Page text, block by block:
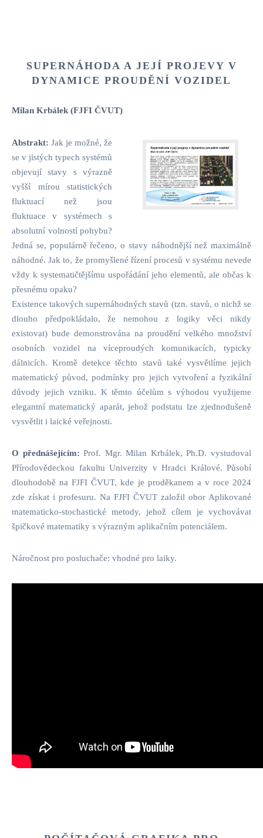
SUPERNÁHODA A JEJÍ PROJEVY V
DYNAMICE PROUDĚNÍ VOZIDEL
Milan Krbálek (FJFI ČVUT)
Abstrakt: Jak je možné, že
se v jistých typech systémů
objevují stavy s výrazně
vyšší mírou statistických
fluktuací než jsou
fluktuace v systémech s
absolutní volností pohybu?
Jedná se, populárně řečeno, o stavy náhodnější než maximálně
náhodné. Jak to, že promyšlené řízení procesů v systému nevede
vždy k systematičtějšímu uspořádání jeho elementů, ale občas k
přesnému opaku?
Existence takových supernáhodných stavů (tzn. stavů, o nichž se
dlouho předpokládalo, že nemohou z logiky věci nikdy
existovat) bude demonstrována na proudění velkého množství
osobních vozidel na víceproudých komunikacích, typicky
dálnicích. Kromě detekce těchto stavů také vysvětlíme jejich
matematický původ, podmínky pro jejich vytvoření a fyzikální
důvody jejich vzniku. K těmto účelům s výhodou využijeme
elegantní matematický aparát, jehož podstatu lze zjednodušeně
vysvětlit i laické veřejnosti.
O přednášejícím: Prof. Mgr. Milan Krbálek, Ph.D. vystudoval
Přírodovědeckou fakultu Univerzity v Hradci Králové. Působí
dlouhodobě na FJFI ČVUT, kde je proděkanem a v roce 2024
zde získat i profesuru. Na FJFI ČVUT založil obor Aplikované
matematicko-stochastické metody, jehož cílem je vychovávat
špičkové matematiky s výrazným aplikačním potenciálem.
Náročnost pro posluchače: vhodné pro laiky.